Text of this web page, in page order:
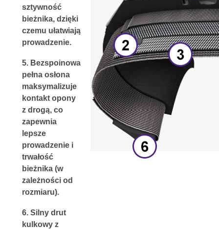
sztywność
bieżnika, dzięki
czemu ułatwiają
prowadzenie.
5. Bezspoinowa
pełna osłona
maksymalizuje
kontakt opony
z drogą, co
zapewnia
lepsze
prowadzenie i
trwałość
bieżnika (w
zależności od
rozmiaru).
6. Silny drut
kulkowy z